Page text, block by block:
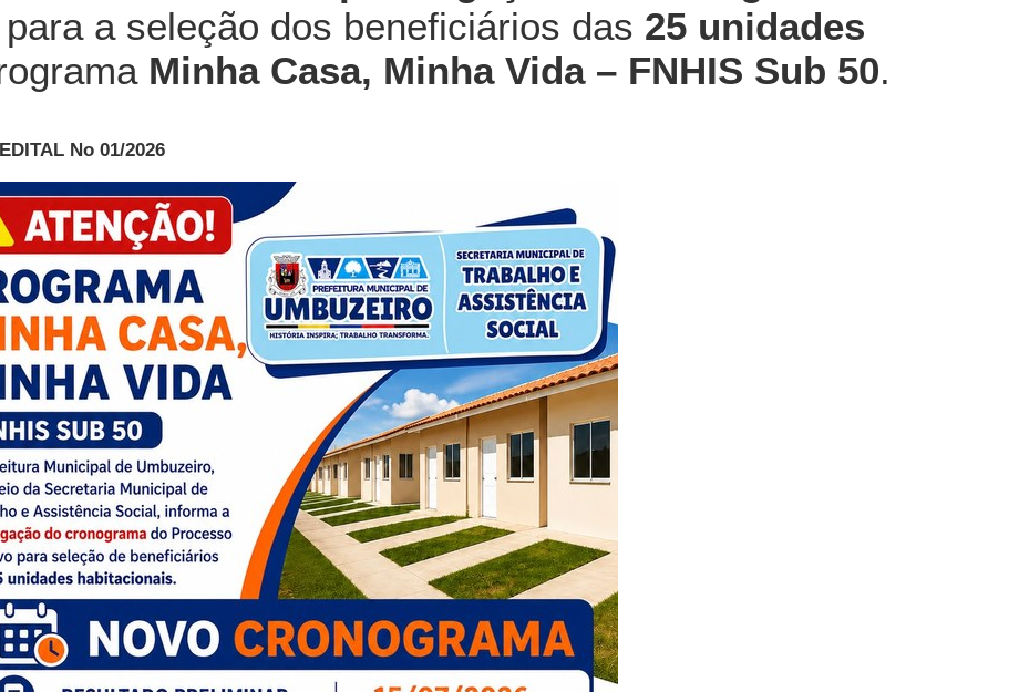
a seleção dos beneficiários das 25 unidades
Minha Casa, Minha Vida – FNHIS Sub 50.
No 01/2026